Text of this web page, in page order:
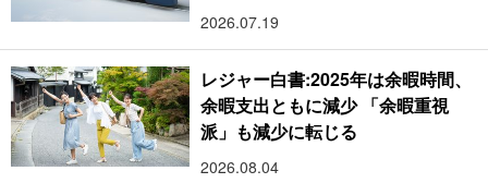
2026.07.19
レジャー白書:2025年は余暇時間、
余暇支出ともに減少 「余暇重視
派」も減少に転じる
2026.08.04